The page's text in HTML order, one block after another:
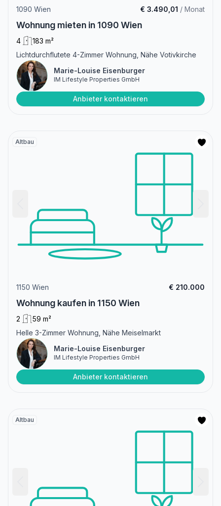
1090 Wien € 3.490,01 / Monat
Wohnung mieten in 1090 Wien
4
183 m²
Lichtdurchflutete 4-Zimmer Wohnung, Nähe Votivkirche
Marie-Louise Eisenburger
IM Lifestyle Properties GmbH
Anbieter kontaktieren
Altbau
1150 Wien € 210.000
Wohnung kaufen in 1150 Wien
2
59 m²
Helle 3-Zimmer Wohnung, Nähe Meiselmarkt
Marie-Louise Eisenburger
IM Lifestyle Properties GmbH
Anbieter kontaktieren
Altbau